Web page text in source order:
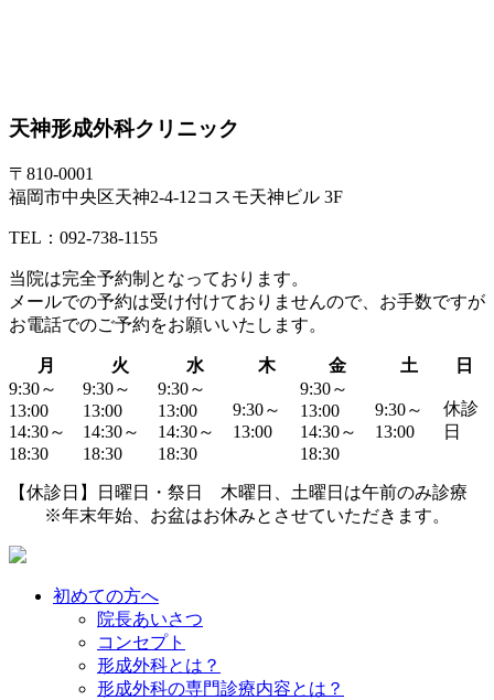
天神形成外科クリニック
〒810-0001
福岡市中央区天神2-4-12コスモ天神ビル 3F
TEL：092-738-1155
当院は完全予約制 となっております。
メールでの予約は受け付けておりませんので、お手数ですが
お電話でのご予約をお願いいたします。
月 火 水 木 金 土
日
9:30～
13:00
9:30～
13:00
9:30～
13:00
9:30～
13:00
9:30～
13:00
9:30～
13:00
休診
日
14:30～
18:30
14:30～
18:30
14:30～
18:30
14:30～
18:30
【休診日】日曜日・祭日 木曜日、土曜日は午前のみ診療
※年末年始、お盆はお休みとさせていただきます。
初めての方へ
院長あいさつ
コンセプト
形成外科とは？
形成外科の専門診療内容とは？